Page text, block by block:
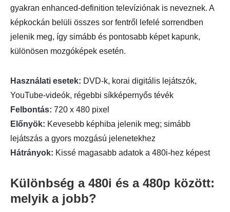
gyakran enhanced-definition televíziónak is neveznek. A
képkockán belüli összes sor fentről lefelé sorrendben
jelenik meg, így simább és pontosabb képet kapunk,
különösen mozgóképek esetén.
Használati esetek: DVD-k, korai digitális lejátszók,
YouTube-videók, régebbi síkképernyős tévék
Felbontás: 720 x 480 pixel
Előnyök: Kevesebb képhiba jelenik meg; simább
lejátszás a gyors mozgású jelenetekhez
Hátrányok: Kissé magasabb adatok a 480i-hez képest
Különbség a 480i és a 480p között:
melyik a jobb?